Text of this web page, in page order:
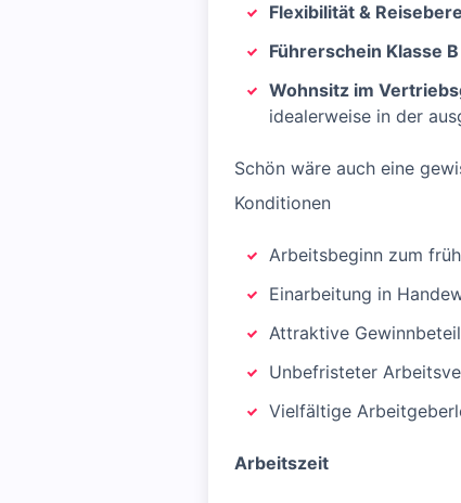
Flexibilität &
Führerschein Klasse B
Wohnsitz im
idealerweise in der
Schön wäre auch eine
Konditionen
Arbeitsbeginn zum
Einarbeitung in
Attraktive
Unbefristeter
Vielfältige
Arbeitszeit